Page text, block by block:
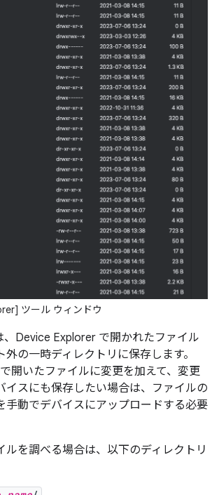
ツール ウィンドウ
、Device Explorer で開かれたファイル
の一時ディレクトリに保存します。
開いたファイルに変更を加えて、変更
イスにも保存したい場合は、ファイルの
手動でデバイスにアップロードする必要
ルを調べる場合は、以下のディレクトリ